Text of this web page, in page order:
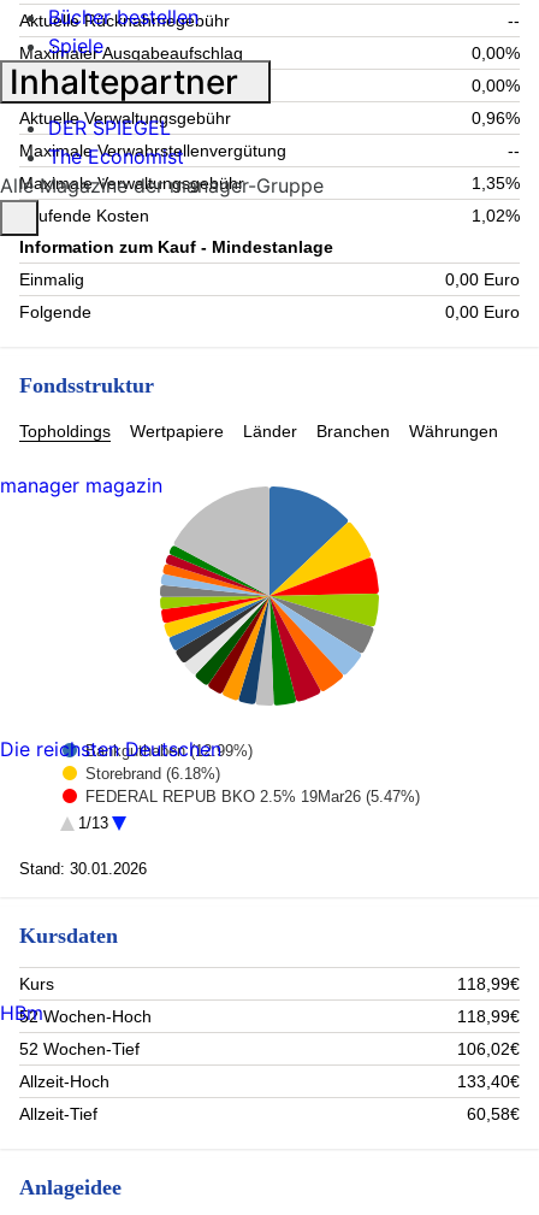
Aktuelle Rücknahmegebühr
--
Maximaler Ausgabeaufschlag
0,00%
Maximale Rücknahmegebühr
0,00%
Aktuelle Verwaltungsgebühr
0,96%
Maximale Verwahrstellenvergütung
--
Maximale Verwaltungsgebühr
1,35%
Laufende Kosten
1,02%
Information zum Kauf - Mindestanlage
Einmalig
0,00 Euro
Folgende
0,00 Euro
Fondsstruktur
Topholdings Wertpapiere Länder Branchen Währungen
Bankguthaben (12.99%)
Storebrand (6.18%)
FEDERAL REPUB BKO 2.5% 19Mar26 (5.47%)
SCOR SE (4.98%)
Allianz NPV (4.13%)
Laboratorios Farmaceut.Rovi SA Acciones Port. EO -,06
Sartorius Stedim Biotech (2.7%)
CHAPTERS Group AG (2.59%)
Microsoft Corp (2.56%)
MOLTIPLY GROUP SPA (2.44%)
ASR Nederland NPV (2.39%)
Biomerieux (2.35%)
Diploma PLC (2.19%)
IONOS Group SE (2.08%)
1/13
Stand: 30.01.2026
Kursdaten
Kurs
118,99€
52 Wochen-Hoch
118,99€
52 Wochen-Tief
106,02€
Allzeit-Hoch
133,40€
Allzeit-Tief
60,58€
Anlageidee
Bücher bestellen
Spiele
Inhaltepartner
DER SPIEGEL
The Economist
Alle Magazine der manager-Gruppe
manager magazin
Die reichsten Deutschen
HBm